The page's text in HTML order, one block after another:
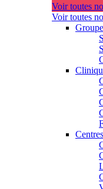
Voir toutes
Voir toutes